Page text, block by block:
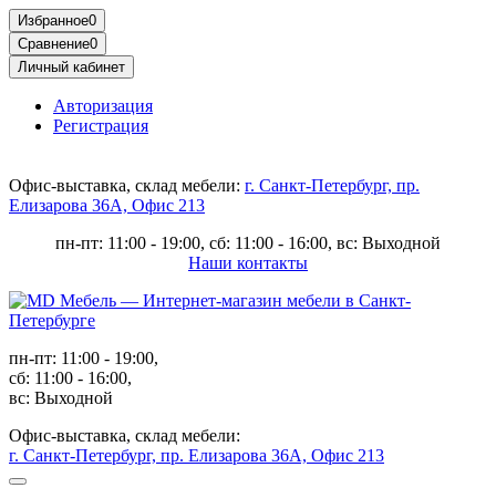
Избранное0
Сравнение0
Личный кабинет
Авторизация
Регистрация
Офис-выставка, склад мебели: г. Санкт-Петербург, пр.
Елизарова 36А, Офис 213
пн-пт: 11:00 - 19:00, сб: 11:00 - 16:00, вс: Выходной
Наши контакты
пн-пт: 11:00 - 19:00,
сб: 11:00 - 16:00,
вс: Выходной
Офис-выставка, склад мебели:
г. Санкт-Петербург, пр. Елизарова 36А, Офис 213